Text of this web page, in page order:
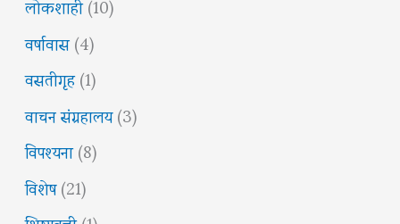
वर्षावास(4)
वसतीगृह(1)
वाचन संग्रहालय(3)
विपश्यना(8)
विशेष(21)